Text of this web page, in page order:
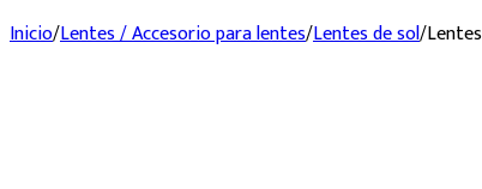
Inicio/Lentes / Accesorio para lentes/Lentes de sol/Lentes